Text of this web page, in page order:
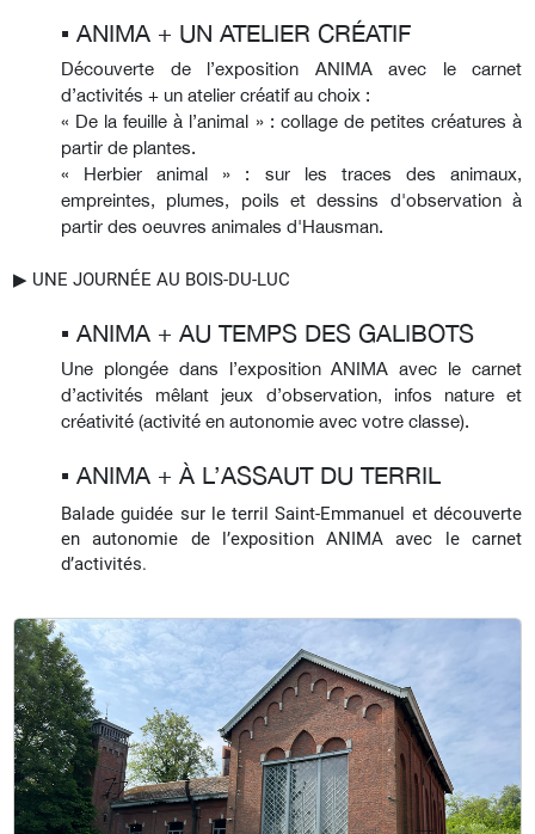
▪︎ ANIMA + UN ATELIER CRÉATIF
Découverte de l’exposition ANIMA avec le carnet
d’activités + un atelier créatif au choix :
« De la feuille à l’animal » : collage de petites créatures à
partir de plantes.
« Herbier animal » : sur les traces des animaux,
empreintes, plumes, poils et dessins d'observation à
partir des oeuvres animales d'Hausman.
▶︎ UNE JOURNÉE AU BOIS-DU-LUC
▪︎ ANIMA + AU TEMPS DES GALIBOTS
Une plongée dans l’exposition ANIMA avec le carnet
d’activités mêlant jeux d’observation, infos nature et
créativité (activité en autonomie avec votre classe).
▪︎ ANIMA + À L’ASSAUT DU TERRIL
Balade guidée sur le terril Saint-Emmanuel et découverte
en autonomie de l’exposition ANIMA avec le carnet
d’activités.